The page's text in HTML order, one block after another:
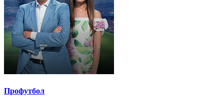
Профутбол